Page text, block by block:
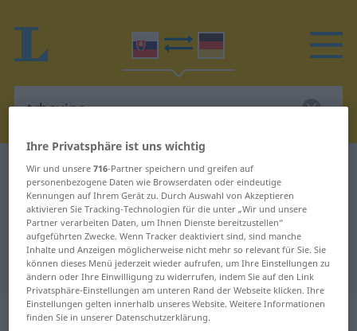
Slowakisch-Deutsch Wörterbuch trhavina
Slowakisch-Deutsch Übersetzung
für "trhavina"
"trhavina" Deutsch Übersetzung
„trhavina“: feminin
Ihre Privatsphäre ist uns wichtig
Wir und unsere716-Partner speichern und greifen auf
personenbezogene Daten wie Browserdaten oder eindeutige
Kennungen auf Ihrem Gerät zu. Durch Auswahl von Akzeptieren
aktivieren Sie Tracking-Technologien für die unter „Wir und unsere
Partner verarbeiten Daten, um Ihnen Dienste bereitzustellen“
aufgeführten Zwecke. Wenn Tracker deaktiviert sind, sind manche
Inhalte und Anzeigen möglicherweise nicht mehr so relevant für Sie. Sie
können dieses Menü jederzeit wieder aufrufen, um Ihre Einstellungen zu
ändern oder Ihre Einwilligung zu widerrufen, indem Sie auf den Link
Privatsphäre-Einstellungen am unteren Rand der Webseite klicken. Ihre
Einstellungen gelten innerhalb unseres Website. Weitere Informationen
finden Sie in unserer Datenschutzerklärung.